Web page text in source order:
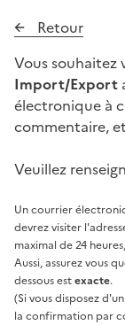
Retour
Vous souhaitez
Import/Export
électronique à
commentaire,
Veuillez
Un courrier
devrez visiter
maximal de 24
Aussi, assurez vous
dessous estexacte.
(Si vous disposez
la confirmation par